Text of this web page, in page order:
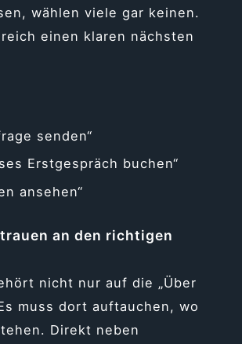
wählen viele gar keinen.
einen klaren nächsten
senden“
Erstgespräch buchen“
ansehen“
an den richtigen
nicht nur auf die „Über
muss dort auftauchen, wo
Direkt neben